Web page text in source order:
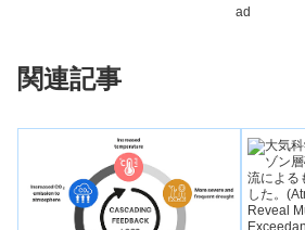
ad
関連記事